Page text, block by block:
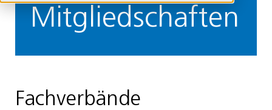
Mitgliedschaften
Fachverbände